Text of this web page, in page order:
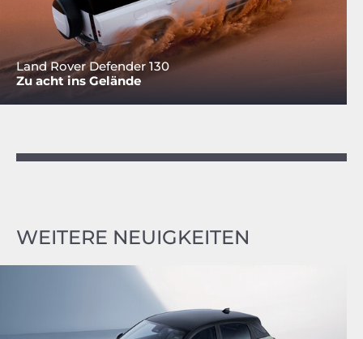
Land Rover Defender 130
Zu acht ins Gelände
WEITERE NEUIGKEITEN